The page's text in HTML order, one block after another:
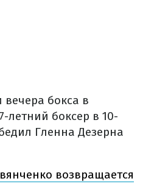
бокса в
летний боксер в 10-
Гленна Дезерна
возвращается